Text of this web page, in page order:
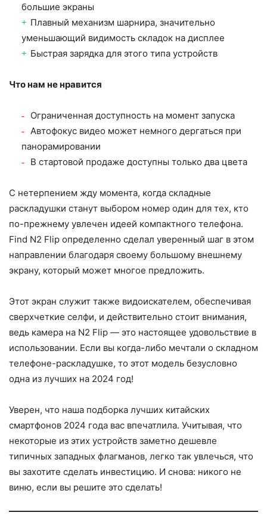
большие экраны
Плавный механизм шарнира, значительно
уменьшающий видимость складок на дисплее
Быстрая зарядка для этого типа устройств
Что нам не нравится
Ограниченная доступность на момент запуска
Автофокус видео может немного дергаться при
панорамировании
В стартовой продаже доступны только два цвета
С нетерпением жду момента, когда складные
раскладушки станут выбором номер один для тех, кто
по-прежнему увлечен идеей компактного телефона.
Find N2 Flip определенно сделал уверенный шаг в этом
направлении благодаря своему большому внешнему
экрану, который может многое предложить.
Этот экран служит также видоискателем, обеспечивая
сверхчеткие селфи, и действительно стоит внимания,
ведь камера на N2 Flip — это настоящее удовольствие в
использовании. Если вы когда-либо мечтали о складном
телефоне-раскладушке, то этот модель безусловно
одна из лучших на 2024 год!
Уверен, что наша подборка лучших китайских
смартфонов 2024 года вас впечатлила. Учитывая, что
некоторые из этих устройств заметно дешевле
типичных западных флагманов, легко так увлечься, что
вы захотите сделать инвестицию. И снова: никого не
виню, если вы решите это сделать!